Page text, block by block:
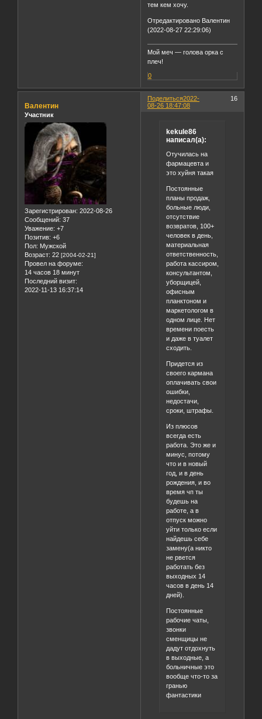
тем кем хочу.
Отредактировано Валентин
(2022-08-27 22:29:06)
Мой меч — голова орка с
плеч!
0
Поделиться 16
2022-
08-26 18:47:08
Валентин
Участник
Зарегистрирован: 2022-08-26
Сообщений: 37
Уважение: +7
Позитив: +6
Пол: Мужской
Возраст: 22 [2004-02-21]
Провел на форуме:
14 часов 18 минут
Последний визит:
2022-11-13 16:37:14
kekule86
написал(а):
Отучилась на
фармацевта и
это хуйня такая
Постоянные
планы продаж,
больные люди,
отсутствие
возвратов, 100+
человек в день,
материальная
ответственность,
работа кассиром,
консультантом,
уборщицей,
офисным
планктоном и
маркетологом в
одном лице. Нет
времени поесть
и даже в туалет
сходить.
Придется из
своего кармана
оплачивать свои
ошибки,
недостачи,
сроки, штрафы.
Из плюсов
всегда есть
работа. Это же и
минус, потому
что и в новый
год, и в день
рождения, и во
время чп ты
будешь на
работе, а в
отпуск можно
уйти только если
найдешь себе
замену(а никто
не рвется
работать без
выходных 14
часов в день 14
дней).
Постоянные
рабочие чаты,
звонки
сменщицы не
дадут отдохнуть
в выходные, а
больничные это
вообще что-то за
гранью
фантастики